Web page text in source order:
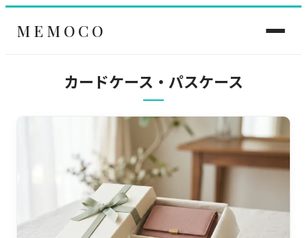
MEMOCO
カードケース・パスケース